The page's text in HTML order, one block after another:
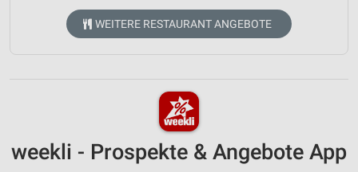
WEITERE RESTAURANT ANGEBOTE
weekli - Prospekte & Angebote App